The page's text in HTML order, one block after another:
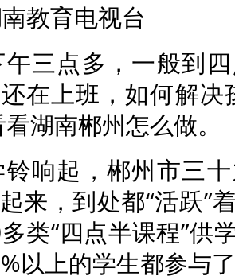
教育电视台
三点多，一般到
在上班，如何解决
湖南郴州怎么做。
响起，郴州市三
来，到处都“活跃”
类“四点半课程”供
以上的学生都参与